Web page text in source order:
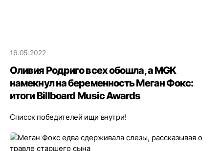
16.05.2022
Оливия Родриго всех обошла, а MGK
намекнул на беременность Меган Фокс:
итоги Billboard Music Awards
Список победителей ищи внутри!